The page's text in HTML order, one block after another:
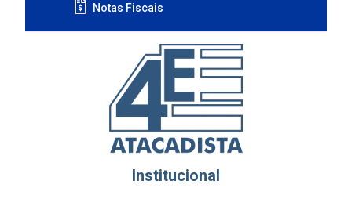
Notas Fiscais
Institucional